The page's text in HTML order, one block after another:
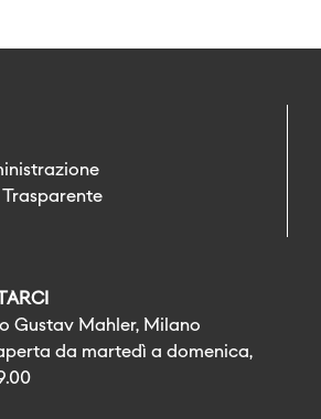
Gustav Mahler, Milano
da martedì a domenica,